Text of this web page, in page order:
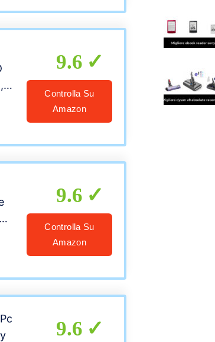
9.6
Controlla Su
Amazon
9.6
Controlla Su
Amazon
9.6